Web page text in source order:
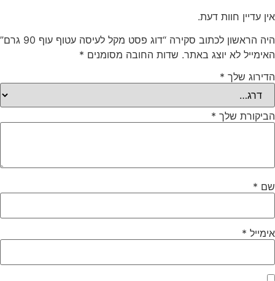
אין עדיין חוות דעת.
היה הראשון לכתוב סקירה “דוג פסט מקל לעיסה עטוף עוף 90 גרם”
האימייל לא יוצג באתר. שדות החובה מסומנים *
הדירוג שלך *
הביקורת שלך *
שם *
אימייל *